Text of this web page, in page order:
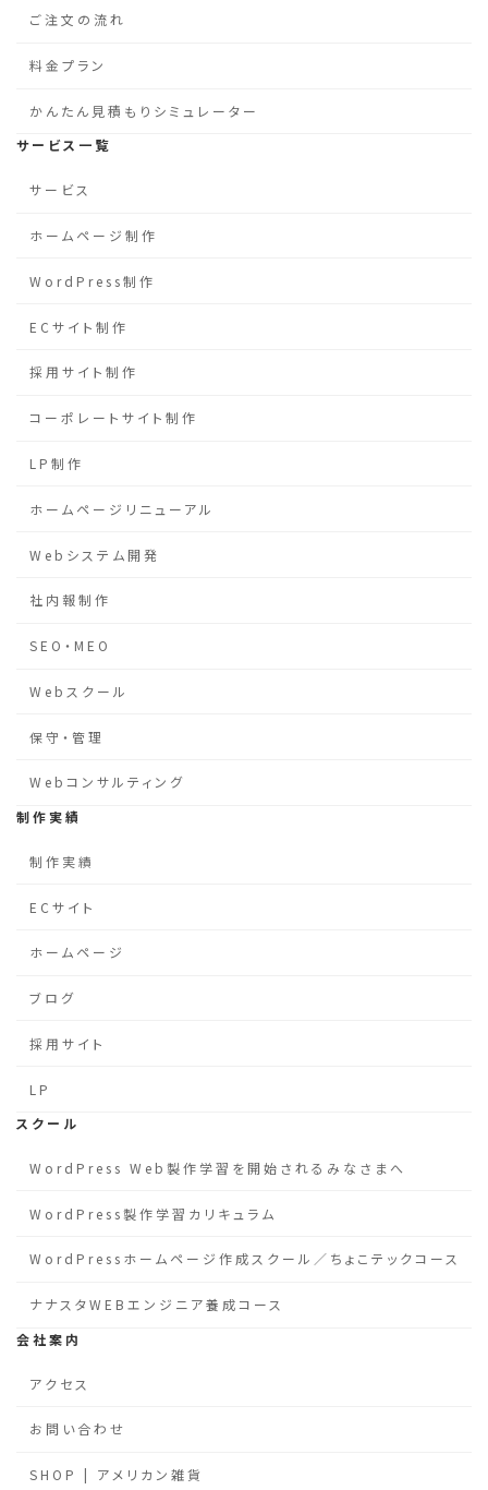
ご注文の流れ
料金プラン
かんたん見積もりシミュレーター
サービス一覧
サービス
ホームページ制作
WordPress制作
ECサイト制作
採用サイト制作
コーポレートサイト制作
LP制作
ホームページリニューアル
Webシステム開発
社内報制作
SEO・MEO
Webスクール
保守・管理
Webコンサルティング
制作実績
制作実績
ECサイト
ホームページ
ブログ
採用サイト
LP
スクール
WordPress Web製作学習を開始されるみなさまへ
WordPress製作学習カリキュラム
WordPressホームページ作成スクール／ちょこテックコース
ナナスタWEBエンジニア養成コース
会社案内
アクセス
お問い合わせ
SHOP | アメリカン雑貨